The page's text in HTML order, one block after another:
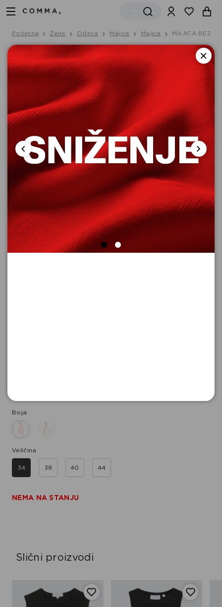
Početna Žene Odeća Majice Majica MAJICA BEZ
Boja
Veličina
34 38 40 44
NEMA NA STANJU
Slični proizvodi